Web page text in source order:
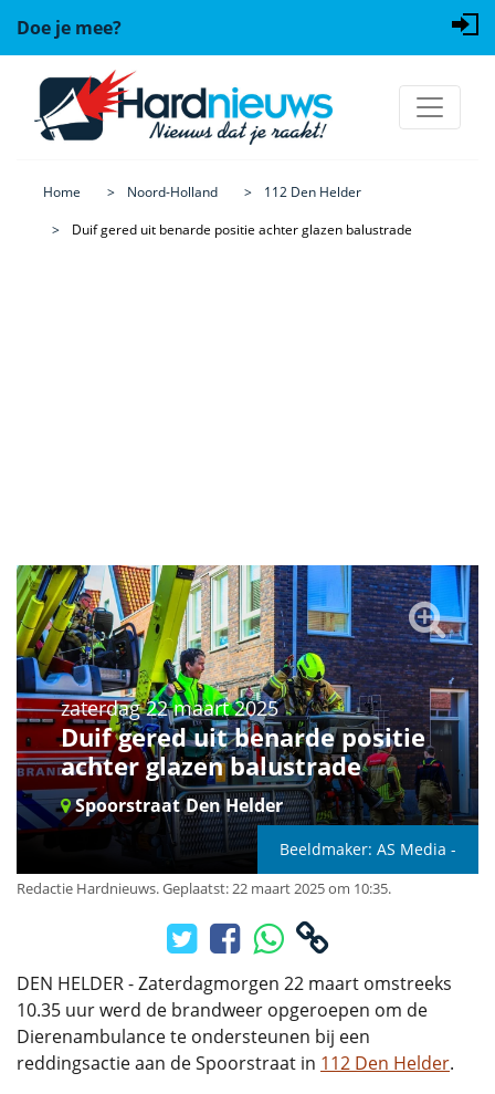
Doe je mee?
Home Noord-Holland
112 Den Helder
Duif gered uit benarde positie achter glazen balustrade
zaterdag 22 maart 2025
Duif gered uit benarde positie
achter glazen balustrade
Spoorstraat Den Helder
Beeldmaker: AS Media -
Redactie Hardnieuws.Geplaatst: 22 maart 2025 om 10:35.
DEN HELDER - Zaterdagmorgen 22 maart omstreeks
10.35 uur werd de brandweer opgeroepen om de
Dierenambulance te ondersteunen bij een
reddingsactie aan de Spoorstraat in 112 Den Helder.